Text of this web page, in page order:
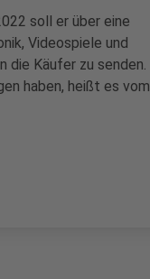
soll er über eine
Videospiele und
die Käufer zu senden.
haben, heißt es vom